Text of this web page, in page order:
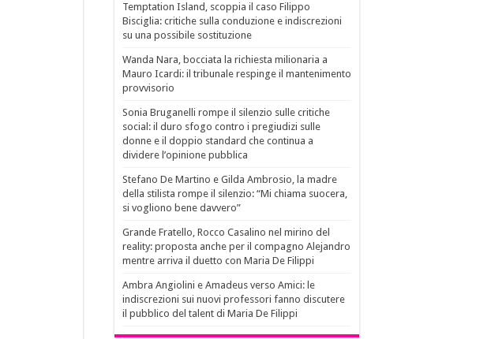
Temptation Island, scoppia il caso Filippo
Bisciglia: critiche sulla conduzione e indiscrezioni
su una possibile sostituzione
Wanda Nara, bocciata la richiesta milionaria a
Mauro Icardi: il tribunale respinge il mantenimento
provvisorio
Sonia Bruganelli rompe il silenzio sulle critiche
social: il duro sfogo contro i pregiudizi sulle
donne e il doppio standard che continua a
dividere l’opinione pubblica
Stefano De Martino e Gilda Ambrosio, la madre
della stilista rompe il silenzio: “Mi chiama suocera,
si vogliono bene davvero”
Grande Fratello, Rocco Casalino nel mirino del
reality: proposta anche per il compagno Alejandro
mentre arriva il duetto con Maria De Filippi
Ambra Angiolini e Amadeus verso Amici: le
indiscrezioni sui nuovi professori fanno discutere
il pubblico del talent di Maria De Filippi